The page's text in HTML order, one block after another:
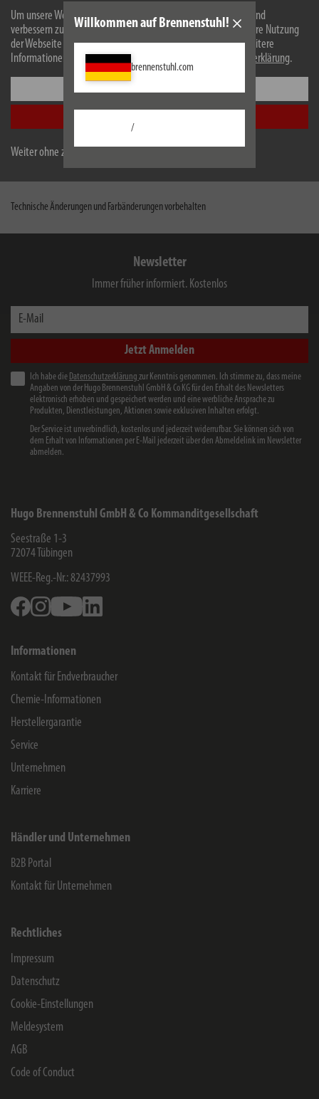
Um unsere Webseite für Sie optimal zu gestalten und fortlaufend
verbessern zu können, verwenden wir Cookies. Durch die weitere Nutzung
der Webseite stimmen Sie der Verwendung von Cookies zu. Weitere
Informationen zu Cookies erhalten Sie in unserer
Datenschutzerklärung.
Weiter ohne zu akzeptieren
Willkommen auf Brennenstuhl!
brennenstuhl.com
/
Beschreibung
Technische Daten
Lieferumfang
Technische Änderungen und Farbänderungen vorbehalten
Newsletter
Immer früher informiert. Kostenlos
E-Mail
Jetzt Anmelden
Ich habe die Datenschutzerklärung zur Kenntnis genommen. Ich stimme zu, dass meine
Angaben von der Hugo Brennenstuhl GmbH & Co KG für den Erhalt des Newsletters
elektronisch erhoben und gespeichert werden und eine werbliche Ansprache zu
Produkten, Dienstleistungen, Aktionen sowie exklusiven Inhalten erfolgt.
Der Service ist unverbindlich, kostenlos und jederzeit widerrufbar. Sie können sich von
dem Erhalt von Informationen per E-Mail jederzeit über den Abmeldelink im Newsletter
abmelden.
Hugo Brennenstuhl GmbH & Co Kommanditgesellschaft
Seestraße 1-3
72074 Tübingen
WEEE-Reg.-Nr.: 82437993
FacebookInstagramYoutube
Informationen
Kontakt für Endverbraucher
Chemie-Informationen
Herstellergarantie
Service
Unternehmen
Karriere
Händler und Unternehmen
B2B Portal
Kontakt für Unternehmen
Rechtliches
Impressum
Datenschutz
Cookie-Einstellungen
Meldesystem
AGB
Code of Conduct